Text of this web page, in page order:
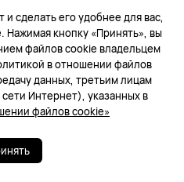
сделать его удобнее для вас,
кнопку «Принять», вы
файлов cookie владельцем
в отношении файлов
данных, третьим лицам
Интернет), указанных в
файлов cookie»
убрать из кадра
добавить
и сделать
справки. Фактический